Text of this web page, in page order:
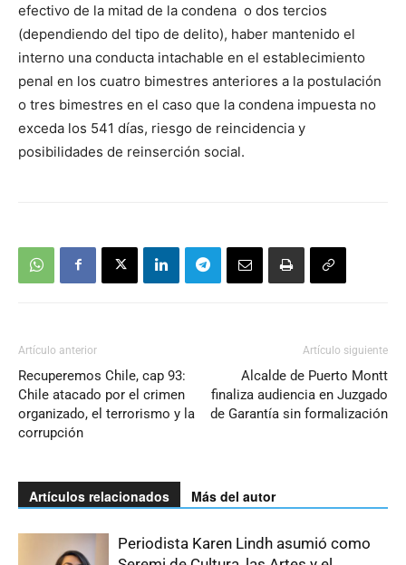
efectivo de la mitad de la condena o dos tercios
(dependiendo del tipo de delito), haber mantenido el
interno una conducta intachable en el establecimiento
penal en los cuatro bimestres anteriores a la postulación
o tres bimestres en el caso que la condena impuesta no
exceda los 541 días, riesgo de reincidencia y
posibilidades de reinserción social.
Artículo anterior
Recuperemos Chile, cap 93:
Chile atacado por el crimen
organizado, el terrorismo y la
corrupción
Artículo siguiente
Alcalde de Puerto Montt
finaliza audiencia en Juzgado
de Garantía sin formalización
Artículos relacionados Más del autor
Periodista Karen Lindh asumió como